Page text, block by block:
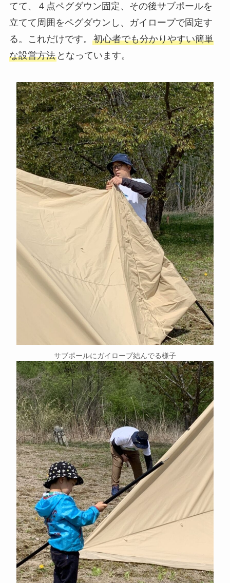
てて、４点ペグダウン固定、その後サブポールを
立てて周囲をペグダウンし、ガイロープで固定す
る。これだけです。 初心者でも分かりやすい簡単
な設営方法となっています。
サブポールにガイロープ結んでる様子